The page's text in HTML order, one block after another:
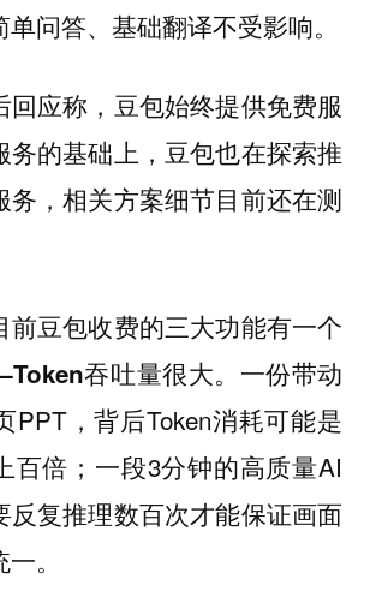
问答、基础翻译不受影响。
回应称，豆包始终提供免费服
务的基础上，豆包也在探索推
务，相关方案细节目前还在测
前豆包收费的三大功能有一个
吞吐量很大。 一份带动
PPT，背后Token消耗可能是
百倍；一段3分钟的高质量AI
反复推理数百次才能保证画面
。